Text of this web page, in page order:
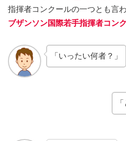
指揮者コンクールの一つとも言
ブザンソン国際若手指揮者コン
「いったい何者？」